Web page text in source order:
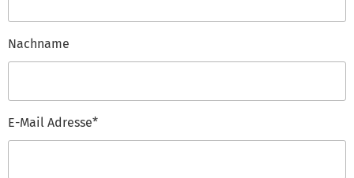
Nachname
E-Mail Adresse*